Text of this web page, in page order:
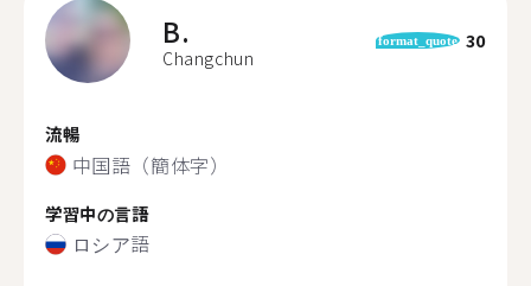
B.
Changchun
format_quote 30
流暢
中国語（簡体字）
学習中の言語
ロシア語